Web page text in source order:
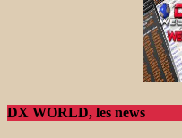
DX WORLD, les news